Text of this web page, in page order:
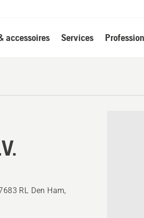
accessoires Services
RL Den Ham,